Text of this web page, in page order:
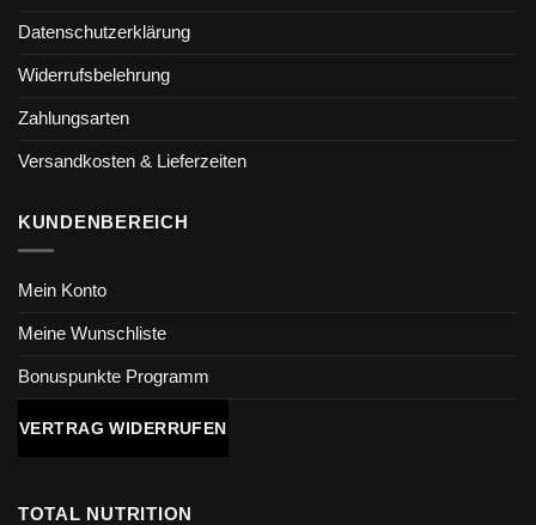
Datenschutzerklärung
Widerrufsbelehrung
Zahlungsarten
Versandkosten & Lieferzeiten
KUNDENBEREICH
Mein Konto
Meine Wunschliste
Bonuspunkte Programm
VERTRAG WIDERRUFEN
TOTAL NUTRITION